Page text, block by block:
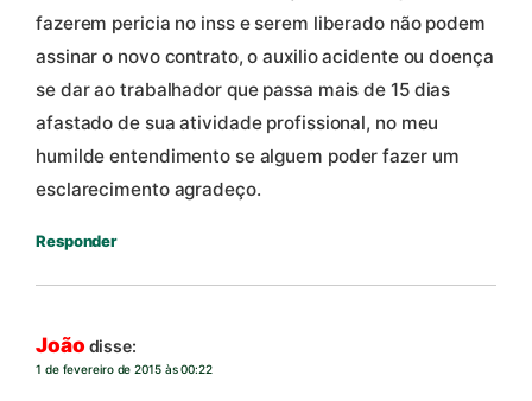
fazerem pericia no inss e serem liberado não podem
assinar o novo contrato, o auxilio acidente ou doença
se dar ao trabalhador que passa mais de 15 dias
afastado de sua atividade profissional, no meu
humilde entendimento se alguem poder fazer um
esclarecimento agradeço.
Responder
João disse:
1 de fevereiro de 2015 às 00:22